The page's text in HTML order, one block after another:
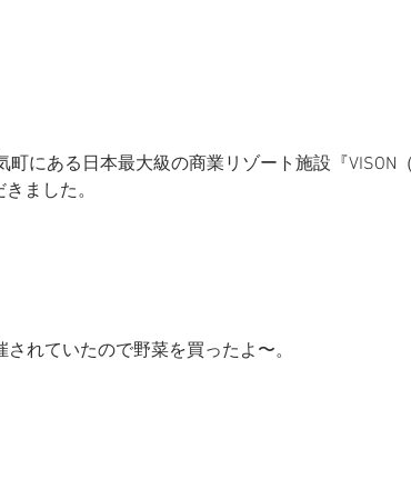
町にある日本最大級の商業リゾート施設『VISON
ました。
れていたので野菜を買ったよ〜。